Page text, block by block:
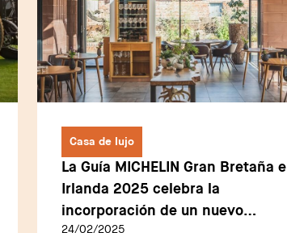
Casa de lujo
La Guía MICHELIN Gran Bretaña e
Irlanda 2025 celebra la
incorporación de un nuevo
24/02/2025